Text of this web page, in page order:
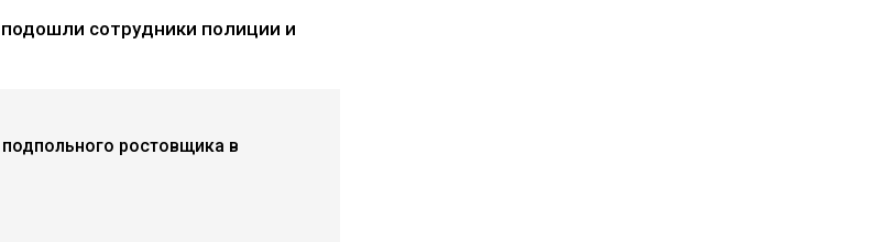
сотрудники полиции и
ростовщика в